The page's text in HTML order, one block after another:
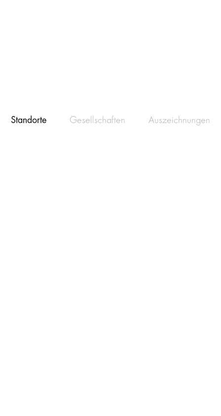
Standorte Gesellschaften Auszeichnungen